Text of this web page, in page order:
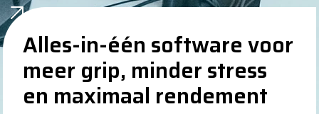
Alles-in-één software voor
meer grip, minder stress
en maximaal rendement
Alles-in-één software voor
meer grip, minder stress
en maximaal rendement